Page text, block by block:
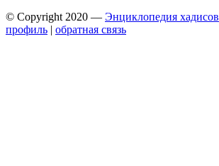
© Copyright 2020 — Энциклопедия хадисов
профиль | обратная связь